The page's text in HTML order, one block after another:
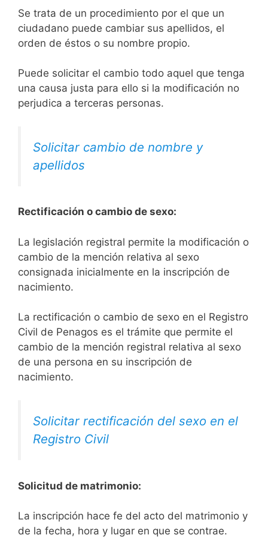
Se trata de un procedimiento por el que un
ciudadano puede cambiar sus apellidos, el
orden de éstos o su nombre propio.
Puede solicitar el cambio todo aquel que tenga
una causa justa para ello si la modificación no
perjudica a terceras personas.
Solicitar cambio de nombre y
apellidos
Rectificación o cambio de sexo:
La legislación registral permite la modificación o
cambio de la mención relativa al sexo
consignada inicialmente en la inscripción de
nacimiento.
La rectificación o cambio de sexo en el Registro
Civil de Penagos es el trámite que permite el
cambio de la mención registral relativa al sexo
de una persona en su inscripción de
nacimiento.
Solicitar rectificación del sexo en el
Registro Civil
Solicitud de matrimonio:
La inscripción hace fe del acto del matrimonio y
de la fecha, hora y lugar en que se contrae.